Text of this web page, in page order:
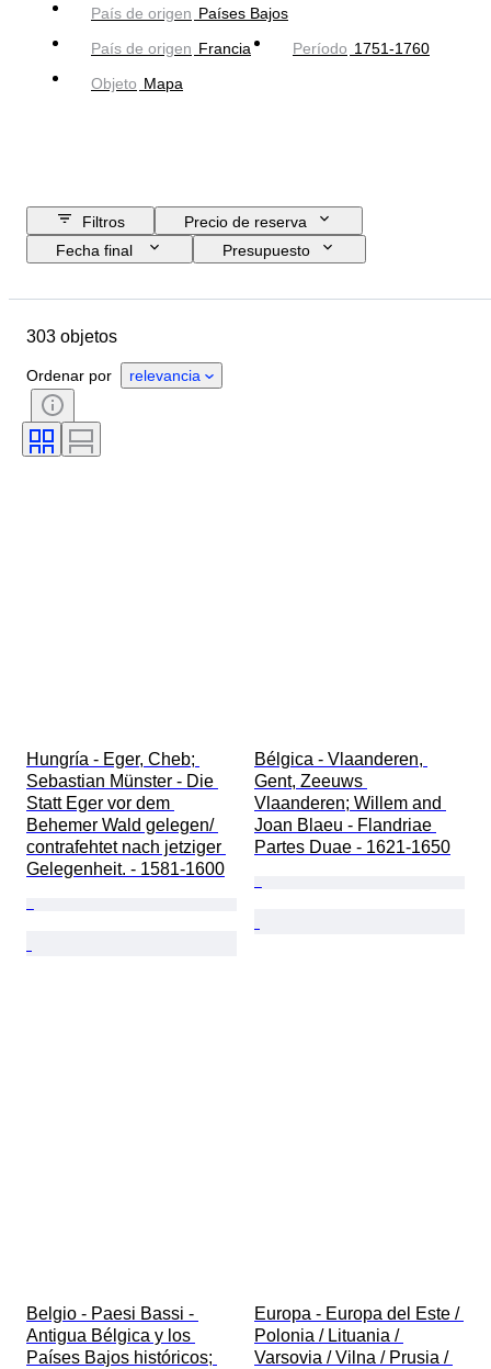
País de origen Países Bajos
País de origen Francia Período 1751-1760
Objeto Mapa
Filtros
Precio de reserva
Fecha final
Presupuesto
País de origen
Período
Técnica
Firma
Encuadernado
Idioma
303 objetos
Ordenar por relevancia
Hungría - Eger, Cheb;
Sebastian Münster - Die
Statt Eger vor dem
Behemer Wald gelegen/
contrafehtet nach jetziger
Gelegenheit. - 1581-1600
Bélgica - Vlaanderen,
Gent, Zeeuws
Vlaanderen; Willem and
Joan Blaeu - Flandriae
Partes Duae - 1621-1650
Belgio - Paesi Bassi -
Antigua Bélgica y los
Países Bajos históricos;
Europa - Europa del Este /
Polonia / Lituania /
Varsovia / Vilna / Prusia /